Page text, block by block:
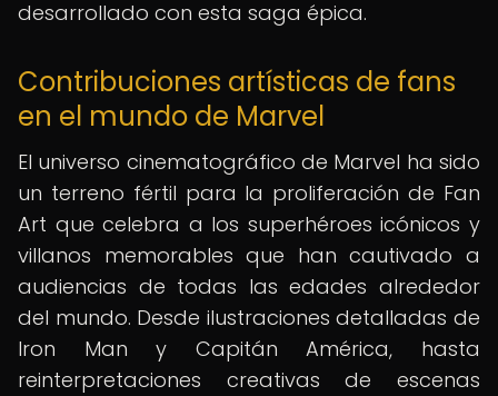
desarrollado con esta saga épica.
Contribuciones artísticas de fans
en el mundo de Marvel
El universo cinematográfico de Marvel ha sido
un terreno fértil para la proliferación de Fan
Art que celebra a los superhéroes icónicos y
villanos memorables que han cautivado a
audiencias de todas las edades alrededor
del mundo. Desde ilustraciones detalladas de
Iron Man y Capitán América, hasta
reinterpretaciones creativas de escenas